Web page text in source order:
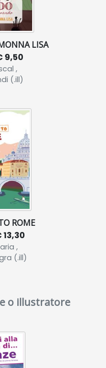
LISA
9,50
,
(.ill)
ROME
13,30
,
(.ill)
o illustratore